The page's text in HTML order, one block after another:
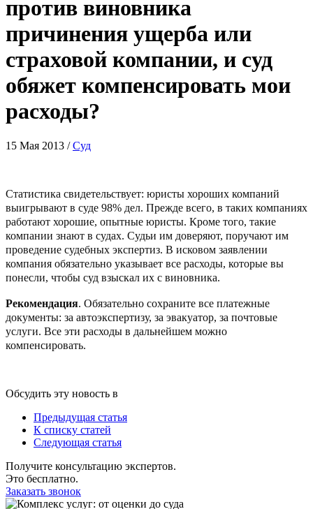
против виновника
причинения ущерба или
страховой компании, и суд
обяжет компенсировать мои
расходы?
15 Мая 2013 /Суд
Статистика свидетельствует: юристы хороших компаний
выигрывают в суде 98% дел. Прежде всего, в таких компаниях
работают хорошие, опытные юристы. Кроме того, такие
компании знают в судах. Судьи им доверяют, поручают им
проведение судебных экспертиз. В исковом заявлении
компания обязательно указывает все расходы, которые вы
понесли, чтобы суд взыскал их с виновника.
Рекомендация. Обязательно сохраните все платежные
документы: за автоэкспертизу, за эвакуатор, за почтовые
услуги. Все эти расходы в дальнейшем можно
компенсировать.
Обсудить эту новость в
Предыдущая статья
К списку статей
Следующая статья
Получите консультацию экспертов.
Это бесплатно.
Заказать звонок